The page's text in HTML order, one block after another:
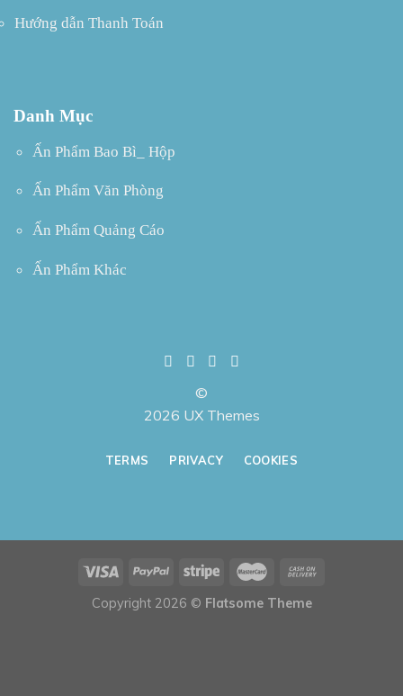
Hướng dẫn Thanh Toán
Danh Mục
Ấn Phẩm Bao Bì_ Hộp
Ấn Phẩm Văn Phòng
Ấn Phẩm Quảng Cáo
Ấn Phẩm Khác
©
2026 UX Themes
TERMS PRIVACY COOKIES
Copyright 2026 © Flatsome Theme